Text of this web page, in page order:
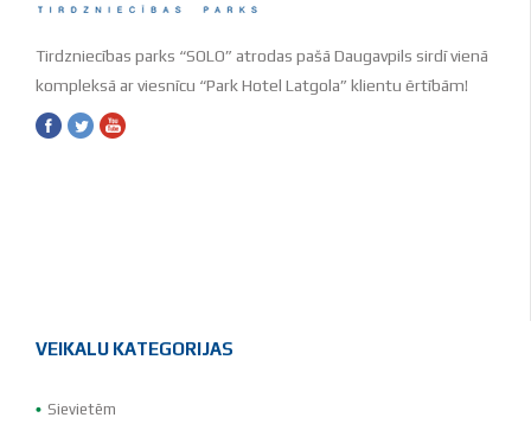
Tirdzniecības parks “SOLO” atrodas pašā Daugavpils sirdī vienā
kompleksā ar viesnīcu “Park Hotel Latgola” klientu ērtībām!
VEIKALU KATEGORIJAS
Sievietēm